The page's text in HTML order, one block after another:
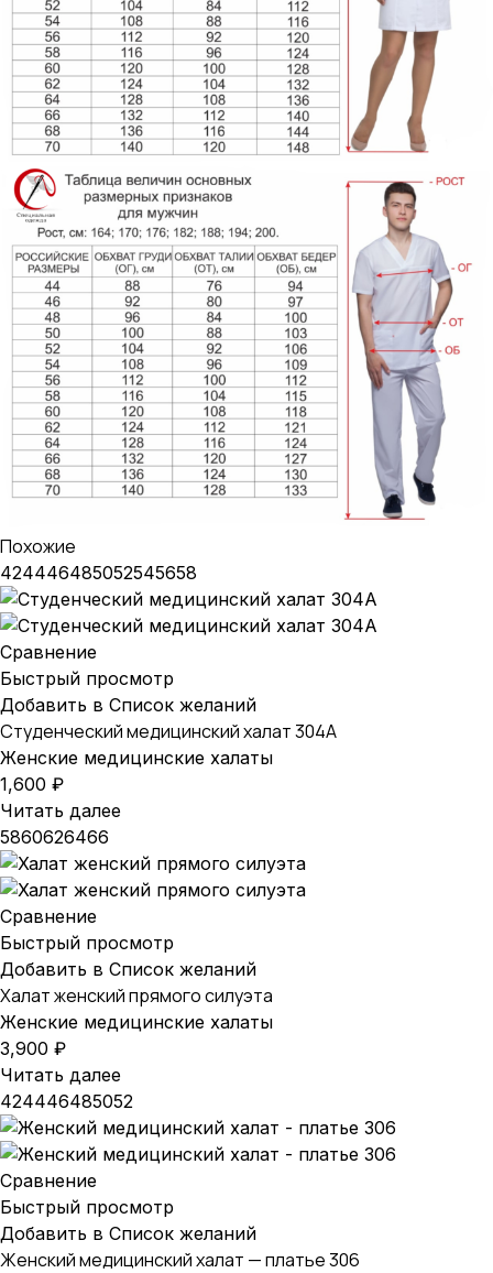
Похожие
424446485052545658
Сравнение
Быстрый просмотр
Добавить в Список желаний
Студенческий медицинский халат 304А
Женские медицинские халаты
1,600 ₽
Читать далее
5860626466
Сравнение
Быстрый просмотр
Добавить в Список желаний
Халат женский прямого силуэта
Женские медицинские халаты
3,900 ₽
Читать далее
424446485052
Сравнение
Быстрый просмотр
Добавить в Список желаний
Женский медицинский халат — платье 306